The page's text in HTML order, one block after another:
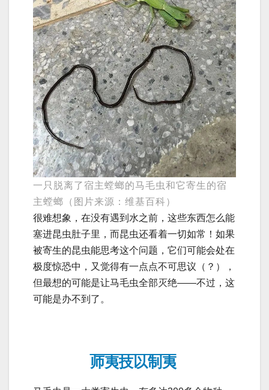
一只脱离了宿主螳螂的马毛虫和它寄生的宿
主螳螂（图片来源：维基百科）
很难想象，在没有遇到水之前，这些东西怎么能
塞进昆虫肚子里，而昆虫还看着一切如常！如果
被寄生的昆虫能思考这个问题，它们可能会处在
极度惊恐中，又觉得有一点点不可思议（？），
但最想的可能是让马毛虫全部灭绝——不过，这
可能是办不到了。
师夷技以制夷